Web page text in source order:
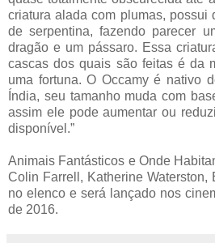
criatura alada com plumas, possui
de serpentina, fazendo parecer
dragão e um pássaro. Essa
cascas dos quais são feitas é da
uma fortuna. O Occamy é nativo
Índia, seu tamanho muda com
assim ele pode aumentar ou
disponível.”
Animais Fantásticos e Onde
Colin Farrell, Katherine Waterston,
no elenco e será lançado nos
de 2016.